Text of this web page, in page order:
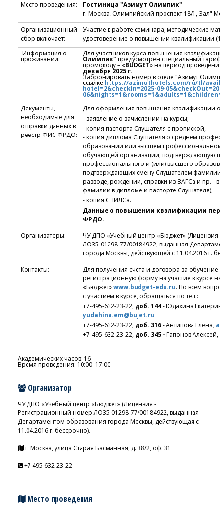
Место проведения:
Гостиница "Азимут Олимпик"
г. Москва, Олимпийский проспект 18/1, Зал"
Организационный
сбор включает:
Участие в работе семинара, методические
удостоверение о повышении квалификации
Информация о
проживании:
Для участников курса повышения
Олимпик" предусмотрен специальный
промокоду – «BUDGET» на период
декабря 2025 г.
Забронировать номер в отеле "Азимут
ссылке https://azimuthotels.com/ru/tl/
hotel=2&checkIn=2025-09-
Документы,
необходимые для
отправки данных в
реестр ФИС ФРДО:
Для оформления повышения квалификации
- заявление о зачислении на курсы;
- копия паспорта Слушателя с пропиской,
- копия диплома Слушателя о среднем
образовании или высшем
обучающей организации, подтверждающую
профессионального и (или) высшего
подтверждающих смену Слушателем фамилии
разводе, рождении, справки из ЗАГСа и пр. -
фамилии в дипломе и паспорте Слушателя),
- копия СНИЛСа.
Данные о повышении квалификации
ФРДО.
Организаторы:
ЧУ ДПО «Учебный центр «Бюджет»
ЛО35-01298-77/00184922, выданная
города Москвы, действующей с 11.04.2016 г.
Контакты:
Для получения счета и договора за
регистрационную форму на участие в курсе
«Бюджет»www.budget-edu.ru. По всем
с участием в курсе, обращаться по тел.:
+7-495-632-23-22, доб. 144- Юдахина
yudahina.em@bujet.ru
+7-495-632-23-22, доб. 316- Антипова Елена,
+7-495-632-23-22, доб. 345 - Гапонов Алексей,
Академических часов: 16
Время проведения: 10:00–17:00
Организатор
ЧУ ДПО «Учебный центр «Бюджет» (Лицензия -
Регистрационный номер ЛО35-01298-77/00184922, выданная
Департаментом образования города Москвы, действующая с
11.04.2016 г. бессрочно).
г. Москва, улица Старая Басманная, д. 38/2, оф. 31
+7 495 632-23-22
Место проведения